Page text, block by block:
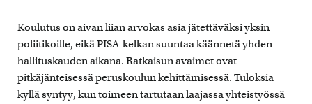
Koulutus on aivan liian arvokas asia jätettäväksi yksin
poliitikoille, eikä PISA-kelkan suuntaa käännetä yhden
hallituskauden aikana. Ratkaisun avaimet ovat
pitkäjänteisessä peruskoulun kehittämisessä. Tuloksia
kyllä syntyy, kun toimeen tartutaan laajassa yhteistyössä